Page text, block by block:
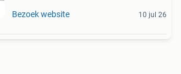
Bezoek website 10 jul 26